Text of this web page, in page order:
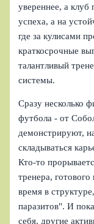
увереннее, а
успеха, а на
где за кулисами
краткосрочные
талантливый
системы.
Сразу несколько
футбола - от
демонстрируют,
складываться
Кто-то
тренера, готового
время в
паразитов". И
себя, другие